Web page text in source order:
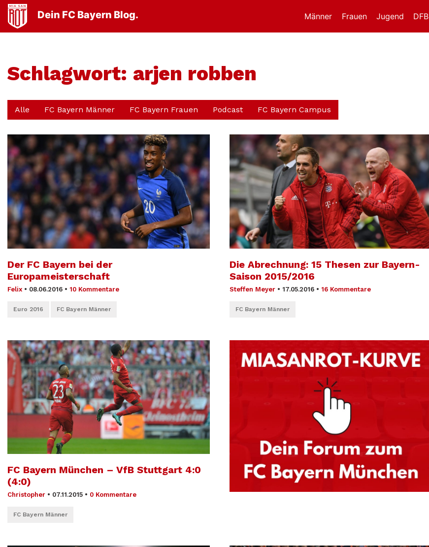
Dein FC Bayern Blog. Männer Frauen Jugend DFB
Schlagwort: arjen robben
Alle FC Bayern Männer FC Bayern Frauen Podcast FC Bayern Campus
Der FC Bayern bei der
Europameisterschaft
Felix • 08.06.2016 • 10 Kommentare
Euro 2016 FC Bayern Männer
Die Abrechnung: 15 Thesen zur Bayern-
Saison 2015/2016
Steffen Meyer • 17.05.2016 • 16 Kommentare
FC Bayern Männer
FC Bayern München – VfB Stuttgart 4:0
(4:0)
Christopher • 07.11.2015 • 0 Kommentare
FC Bayern Männer